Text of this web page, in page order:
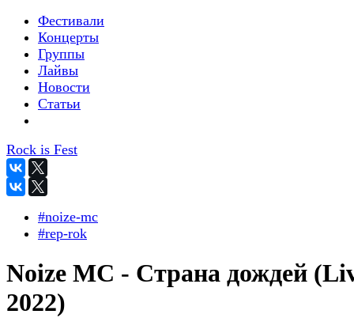
Фестивали
Концерты
Группы
Лайвы
Новости
Статьи
Rock is Fest
#noize-mc
#rep-rok
Noize MC - Страна дождей
2022)